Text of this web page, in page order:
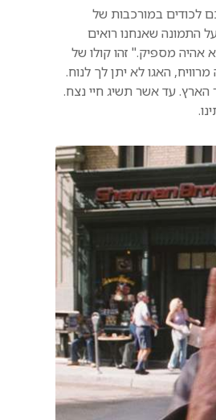
לכודים במורכבות של
התמונה שאנחנו רואים
מספיק." זהו קולו של
האגו לא יתן לך לנוח.
עד אשר תשיג חיי נצח.